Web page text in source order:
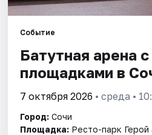
Событие
Батутная арена
площадками в
7 октября 2026 • среда •
Город: Сочи
Площадка: Ресто-парк Герой